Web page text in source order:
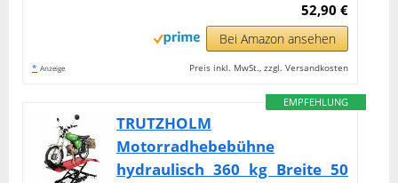
52,90 €
Bei Amazon ansehen
* Anzeige Preis inkl. MwSt., zzgl. Versandkosten
EMPFEHLUNG
TRUTZHOLM
Motorradhebebühne
hydraulisch 360 kg Breite 50